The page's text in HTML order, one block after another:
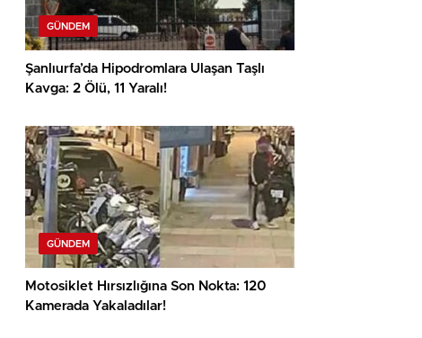
GÜNDEM
Şanlıurfa’da Hipodromlara Ulaşan Taşlı
Kavga: 2 Ölü, 11 Yaralı!
GÜNDEM
Motosiklet Hırsızlığına Son Nokta: 120
Kamerada Yakaladılar!